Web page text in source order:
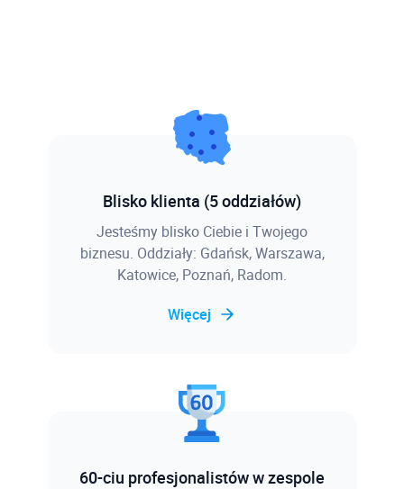
Blisko klienta (5 oddziałów)
Jesteśmy blisko Ciebie i Twojego
biznesu. Oddziały: Gdańsk, Warszawa,
Katowice, Poznań, Radom.
Więcej
60-ciu profesjonalistów w zespole